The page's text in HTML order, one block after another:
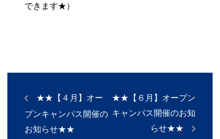
できます★）
★★【４月】オー
プンキャンパス開催の
お知らせ★★
★★【６月】オープン
キャンパス開催のお知
らせ★★